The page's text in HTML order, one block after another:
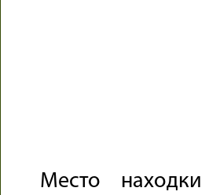
Место находки